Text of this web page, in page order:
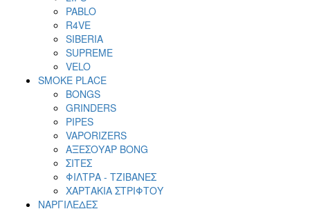
PABLO
R4VE
SIBERIA
SUPREME
VELO
SMOKE PLACE
BONGS
GRINDERS
PIPES
VAPORIZERS
ΑΞΕΣΟΥΑΡ BONG
ΣΙΤΕΣ
ΦΙΛΤΡΑ - ΤΖΙΒΑΝΕΣ
ΧΑΡΤΑΚΙΑ ΣΤΡΙΦΤΟΥ
ΝΑΡΓΙΛΕΔΕΣ